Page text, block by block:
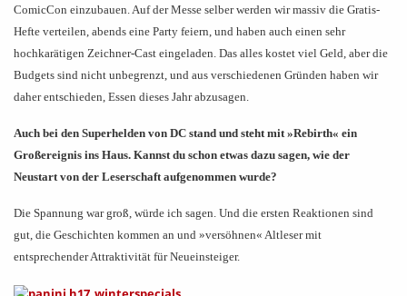
ComicCon einzubauen. Auf der Messe selber werden wir massiv die Gratis-
Hefte verteilen, abends eine Party feiern, und haben auch einen sehr
hochkarätigen Zeichner-Cast eingeladen. Das alles kostet viel Geld, aber die
Budgets sind nicht unbegrenzt, und aus verschiedenen Gründen haben wir
daher entschieden, Essen dieses Jahr abzusagen.
Auch bei den Superhelden von DC stand und steht mit»Rebirth« ein
Großereignis ins Haus. Kannst du schon etwas dazu sagen, wie der
Neustart von der Leserschaft aufgenommen wurde?
Die Spannung war groß, würde ich sagen. Und die ersten Reaktionen sind
gut, die Geschichten kommen an und »versöhnen« Altleser mit
entsprechender Attraktivität für Neueinsteiger.